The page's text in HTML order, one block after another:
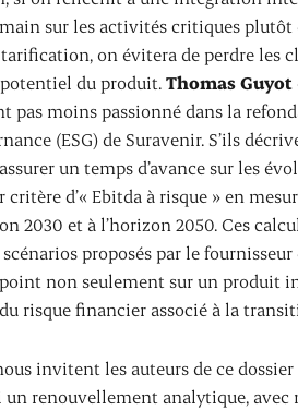
sur les activités critiques plutôt
on évitera de perdre les
potentiel du produit.Thomas Guyot
pas moins passionné dans la
(ESG) de Suravenir. S’ils
un temps d’avance sur les
d’« Ebitda à risque » en
2030 et à l’horizon 2050. Ces
proposés par le fournisseur
non seulement sur un produit
risque financier associé à la
invitent les auteurs de ce dossier
renouvellement analytique,